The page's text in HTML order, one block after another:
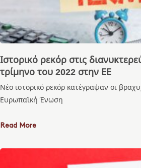
Ιστορικό ρεκόρ στις
τρίμηνο του 2022 στην ΕΕ
Νέο ιστορικό ρεκόρ κατέγραψαν οι
Ευρωπαϊκή Ένωση
Read More